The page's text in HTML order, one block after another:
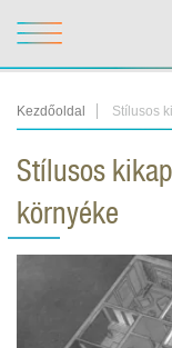
Kezdőoldal Stílusos
Stílusos
környéke